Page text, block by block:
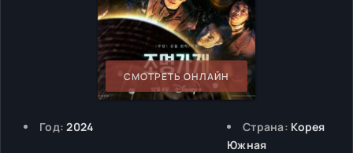
СМОТРЕТЬ ОНЛАЙН
Год: 2024 Страна: Корея
Южная